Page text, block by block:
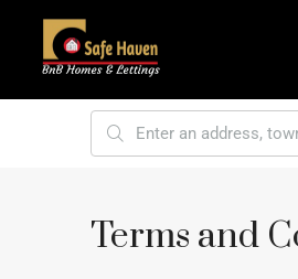
Terms and